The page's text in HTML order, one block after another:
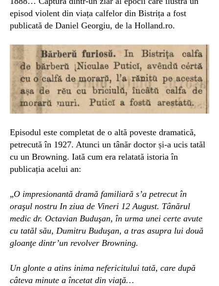
episod violent din viața calfelor din Bistrița a fost
publicată de Daniel Georgiu, de la Holland.ro.
Episodul este completat de o altă poveste dramatică,
petrecută în 1927. Atunci un tânăr doctor și-a ucis tatăl
cu un Browning. Iată cum era relatată istoria în
publicația acelui an:
„O impresionantă dramă familiară s’a petrecut în
oraşul nostru In ziua de Vineri 12 August. Tânărul
medic dr. Octavian Buduşan, în urma unei certe avute
cu tatăl său, Dumitru Buduşan, a tras asupra lui două
gloanţe dintr’un revolver Browning.
Un glonte a atins inima nefericitului tată, care după
câteva minute a încetat din viaţă…